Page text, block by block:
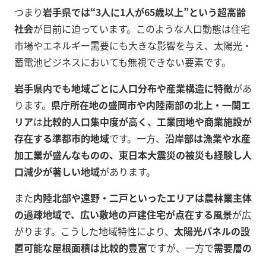
つまり岩手県では“3人に1人が65歳以上”という超高齢
社会が目前に迫っています。このような人口動態は住宅
市場やエネルギー需要にも大きな影響を与え、太陽光・
蓄電池ビジネスにおいても無視できない要素です。
岩手県内でも地域ごとに人口分布や産業構造に特徴があ
ります。 県庁所在地の盛岡市や内陸南部の北上・一関エ
リアは比較的人口集中度が高く、工業団地や商業施設が
存在する準都市的地域です。一方、 沿岸部は漁業や水産
加工業が盛んなものの、東日本大震災の被災も経験し人
口減少が著しい地域があります。
また内陸北部や遠野・二戸といったエリアは農林業主体
の過疎地域で、広い敷地の戸建住宅が点在する風景が広
がります。こうした地域特性により、 太陽光パネルの設
置可能な屋根面積は比較的豊富ですが、一方で需要層の